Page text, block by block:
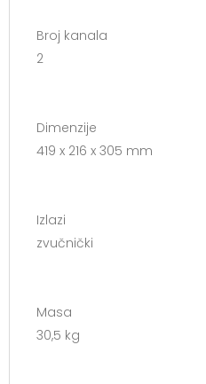
Broj kanala
2
Dimenzije
419 x 216 x 305 mm
Izlazi
zvučnički
Masa
30,5 kg